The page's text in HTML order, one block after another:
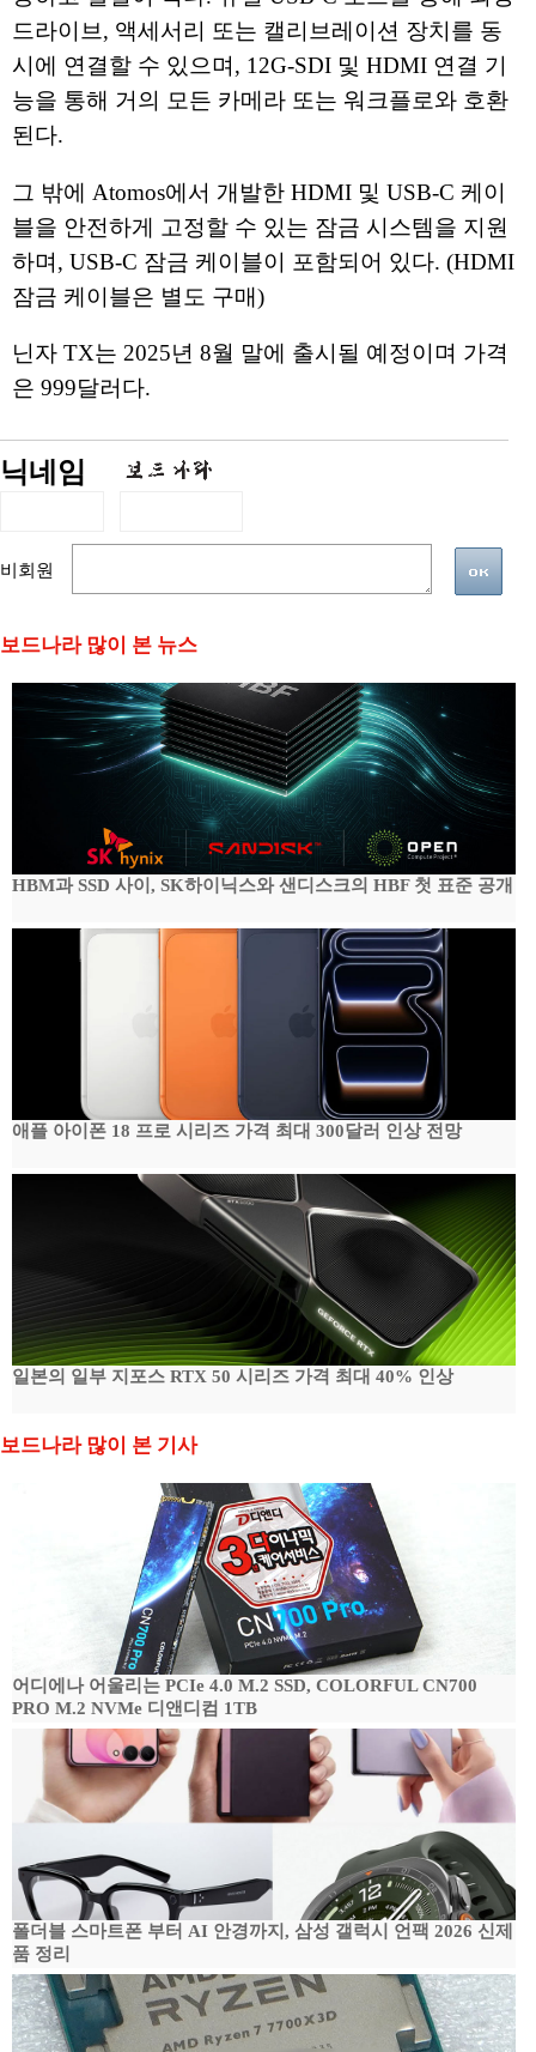
드라이브, 액세서리 또는 캘리브레이션 장치를 동
시에 연결할 수 있으며, 12G-SDI 및 HDMI 연결 기
능을 통해 거의 모든 카메라 또는 워크플로와 호환
된다.
그 밖에 Atomos에서 개발한 HDMI 및 USB-C 케이
블을 안전하게 고정할 수 있는 잠금 시스템을 지원
하며, USB-C 잠금 케이블이 포함되어 있다. (HDMI
잠금 케이블은 별도 구매)
닌자 TX는 2025년 8월 말에 출시될 예정이며 가격
은 999달러다.
닉네임
비회원
보드나라 많이 본 뉴스
HBM과 SSD 사이, SK하이닉스와 샌디스크의 HBF 첫 표준 공개
애플 아이폰 18 프로 시리즈 가격 최대 300달러 인상 전망
일본의 일부 지포스 RTX 50 시리즈 가격 최대 40% 인상
보드나라 많이 본 기사
어디에나 어울리는 PCIe 4.0 M.2 SSD, COLORFUL CN700
PRO M.2 NVMe 디앤디컴 1TB
폴더블 스마트폰 부터 AI 안경까지, 삼성 갤럭시 언팩 2026 신제
품 정리